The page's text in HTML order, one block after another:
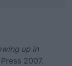
up in
2007.